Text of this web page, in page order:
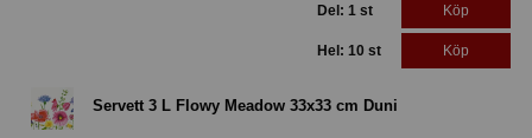
Del: 1 st Köp
Hel: 10 st Köp
Servett 3 L Flowy Meadow 33x33 cm Duni